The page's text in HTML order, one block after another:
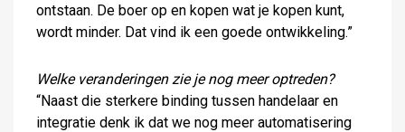
ontstaan. De boer op en kopen wat je kopen kunt,
wordt minder. Dat vind ik een goede ontwikkeling.”
Welke veranderingen zie je nog meer optreden?
“Naast die sterkere binding tussen handelaar en
integratie denk ik dat we nog meer automatisering